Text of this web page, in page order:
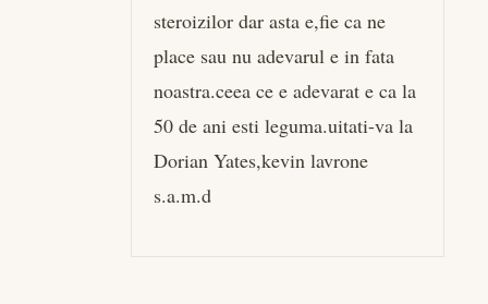
steroizilor dar asta e,fie ca ne
place sau nu adevarul e in fata
noastra.ceea ce e adevarat e ca la
50 de ani esti leguma.uitati-va la
Dorian Yates,kevin lavrone
s.a.m.d